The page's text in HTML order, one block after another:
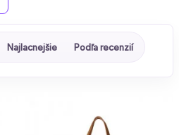
Najlacnejšie Podľa recenzií